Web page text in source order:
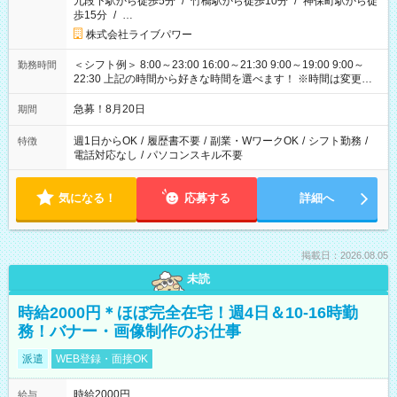
歩15分 / …
株式会社ライブパワー
勤務時間
＜シフト例＞ 8:00～23:00 16:00～21:30 9:00～19:00 9:00～
22:30 上記の時間から好きな時間を選べます！ ※時間は変更と
なる可能性があります
期間 急募！8月20日
特徴 週1日からOK / 履歴書不要 / 副業・WワークOK / シフト勤務 /
電話対応なし / パソコンスキル不要
気になる！ 応募する 詳細へ
掲載日：2026.08.05
未読
時給2000円＊ほぼ完全在宅！週4日＆10-16時勤
務！バナー・画像制作のお仕事
派遣 WEB登録・面接OK
給与 時給2000円